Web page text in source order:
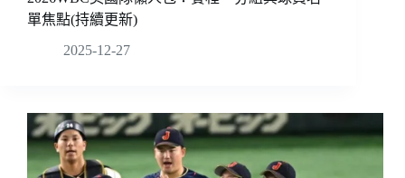
單焦點(持續更新)
2025-12-27